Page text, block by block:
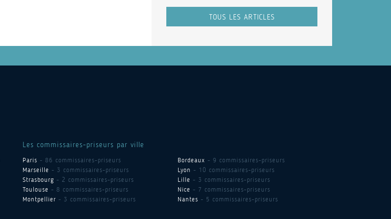
TOUS LES ARTICLES
Les commissaires-priseurs par ville
Paris - 86 commissaires-priseurs Bordeaux - 9 commissaires-priseurs
Marseille - 3 commissaires-priseurs Lyon - 10 commissaires-priseurs
Strasbourg - 2 commissaires-priseurs Lille - 3 commissaires-priseurs
Toulouse - 8 commissaires-priseurs Nice - 7 commissaires-priseurs
Montpellier - 3 commissaires-priseurs Nantes - 5 commissaires-priseurs